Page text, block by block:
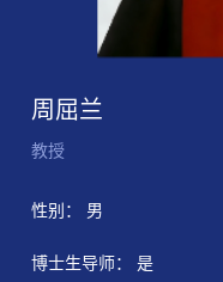
周屈兰
教授
性别： 男
博士生导师： 是